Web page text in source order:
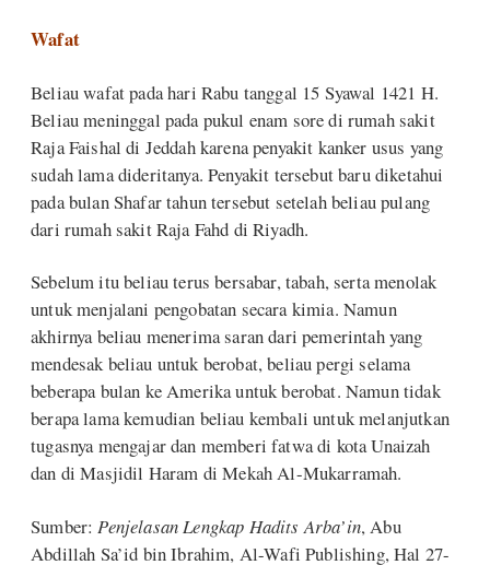
Wafat
Beliau wafat pada hari Rabu tanggal 15 Syawal 1421 H.
Beliau meninggal pada pukul enam sore di rumah sakit
Raja Faishal di Jeddah karena penyakit kanker usus yang
sudah lama dideritanya. Penyakit tersebut baru diketahui
pada bulan Shafar tahun tersebut setelah beliau pulang
dari rumah sakit Raja Fahd di Riyadh.
Sebelum itu beliau terus bersabar, tabah, serta menolak
untuk menjalani pengobatan secara kimia. Namun
akhirnya beliau menerima saran dari pemerintah yang
mendesak beliau untuk berobat, beliau pergi selama
beberapa bulan ke Amerika untuk berobat. Namun tidak
berapa lama kemudian beliau kembali untuk melanjutkan
tugasnya mengajar dan memberi fatwa di kota Unaizah
dan di Masjidil Haram di Mekah Al-Mukarramah.
Sumber:Penjelasan Lengkap Hadits Arba’in, Abu
Abdillah Sa’id bin Ibrahim, Al-Wafi Publishing, Hal 27-